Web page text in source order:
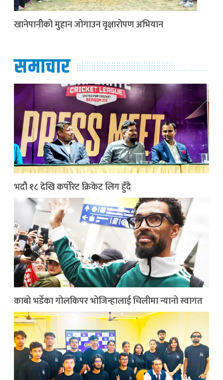
खानेपानीको मुहान जोगाउन वृक्षारोपण अभियान
समाचार
भदौ १८ देखि कर्पोरेट क्रिकेट लिग हुँदै
काबो भर्डेका गोलकिपर भोजिन्हालाई चिलीमा न्यानो स्वागत